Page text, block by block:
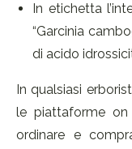
In etichetta
“Garcinia
di acido
In qualsiasi
le piattaforme on
ordinare e